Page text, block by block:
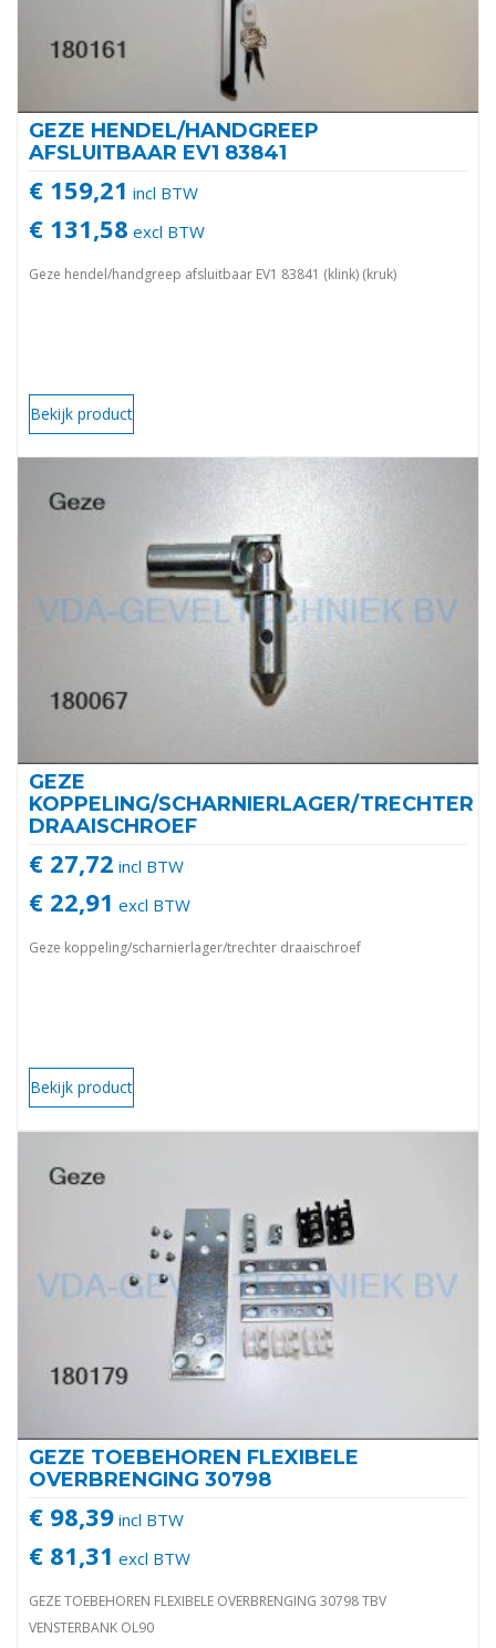
GEZE HENDEL/HANDGREEP
AFSLUITBAAR EV1 83841
€ 159,21 incl BTW
€ 131,58 excl BTW
Geze hendel/handgreep afsluitbaar EV1 83841 (klink) (kruk)
Bekijk product
GEZE
KOPPELING/SCHARNIERLAGER/TRECHTER
DRAAISCHROEF
€ 27,72 incl BTW
€ 22,91 excl BTW
Geze koppeling/scharnierlager/trechter draaischroef
Bekijk product
GEZE TOEBEHOREN FLEXIBELE
OVERBRENGING 30798
€ 98,39 incl BTW
€ 81,31 excl BTW
GEZE TOEBEHOREN FLEXIBELE OVERBRENGING 30798 TBV
VENSTERBANK OL90